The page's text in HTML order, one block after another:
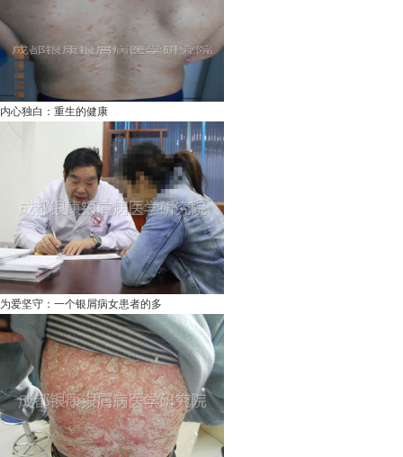
内心独白：重生的健康
为爱坚守：一个银屑病女患者的多